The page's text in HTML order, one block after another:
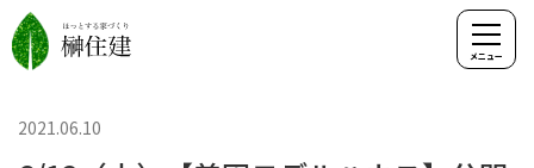
2021.06.10